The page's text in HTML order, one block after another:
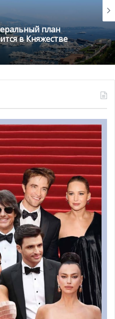
была организована
предприятий
Advantage Austria
продвижению бизнеса) и
(WKÖ — Австрийская
план
в Княжестве